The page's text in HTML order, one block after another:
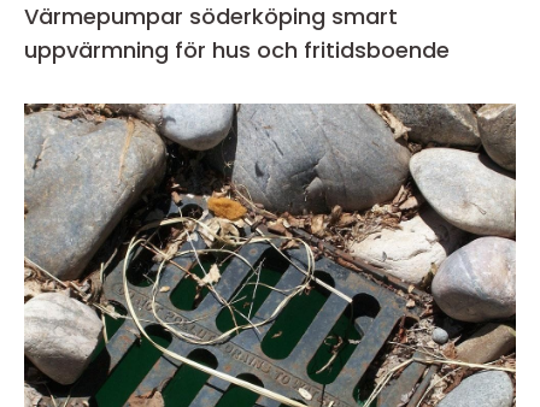
Värmepumpar söderköping smart
uppvärmning för hus och fritidsboende